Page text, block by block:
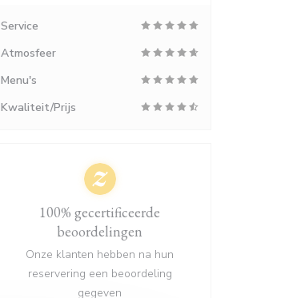
Service
Atmosfeer
Menu's
Kwaliteit/Prijs
100% gecertificeerde
beoordelingen
Onze klanten hebben na hun
reservering een beoordeling
gegeven